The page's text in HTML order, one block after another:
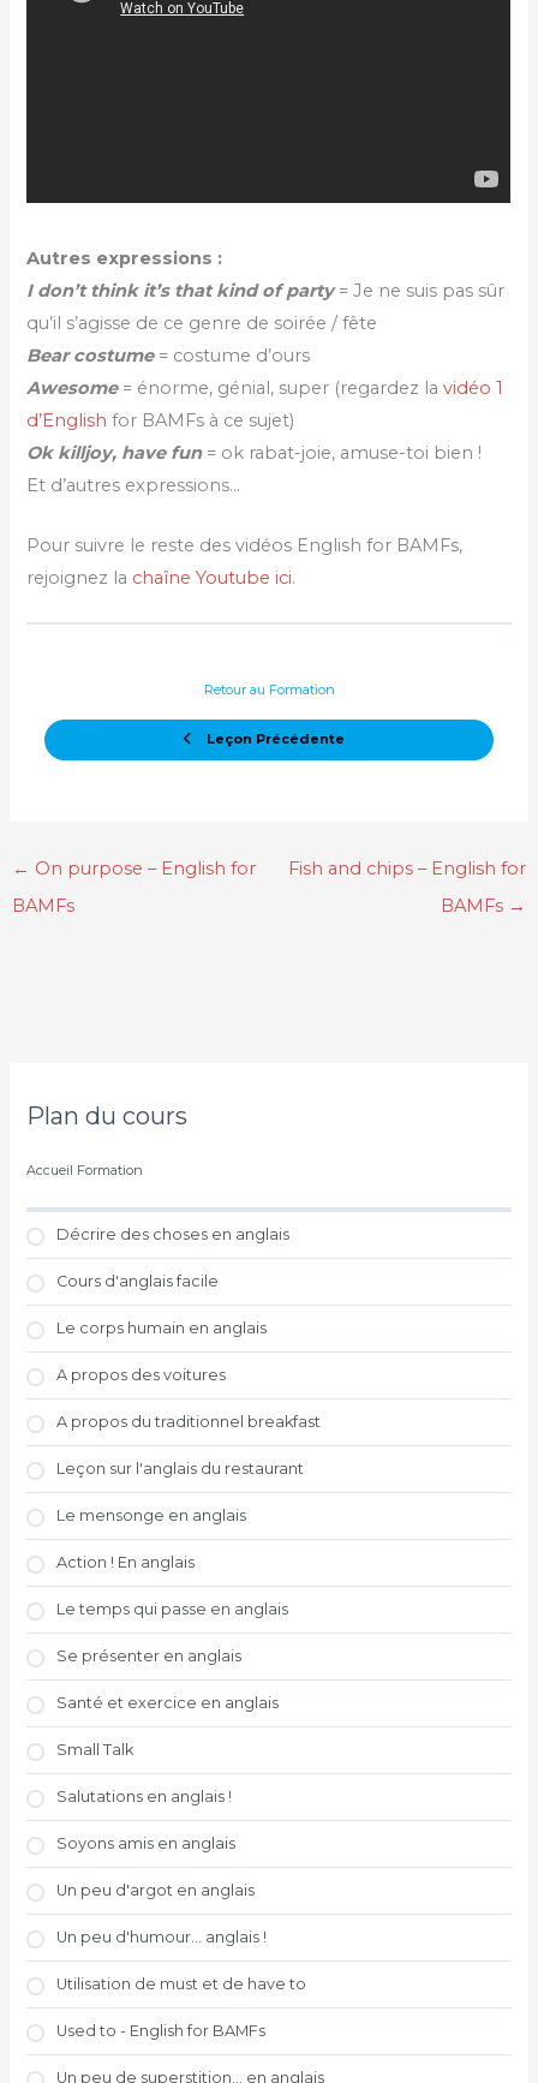
Autres expressions :
I don’t think it’s that kind of party = Je ne suis pas sûr
qu’il s’agisse de ce genre de soirée / fête
Bear costume= costume d’ours
Awesome= énorme, génial, super (regardez lavidéo 1
d’English for BAMFs à ce sujet)
Ok killjoy, have fun= ok rabat-joie, amuse-toi bien !
Et d’autres expressions…
Pour suivre le reste des vidéos English for BAMFs,
rejoignez la chaîne Youtube ici.
Leçon Précédente
Retour au Formation
← On purpose – English for
BAMFs
Fish and chips – English for
BAMFs →
Plan du cours
Accueil Formation
Décrire des choses en anglais
Cours d'anglais facile
Le corps humain en anglais
A propos des voitures
A propos du traditionnel breakfast
Leçon sur l'anglais du restaurant
Le mensonge en anglais
Action ! En anglais
Le temps qui passe en anglais
Se présenter en anglais
Santé et exercice en anglais
Small Talk
Salutations en anglais !
Soyons amis en anglais
Un peu d'argot en anglais
Un peu d'humour... anglais !
Utilisation de must et de have to
Used to - English for BAMFs
Un peu de superstition... en anglais